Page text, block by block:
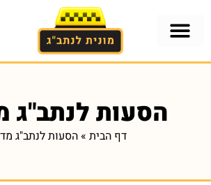
הסעות לנתב"ג
דף הבית »הסעות לנתב"ג